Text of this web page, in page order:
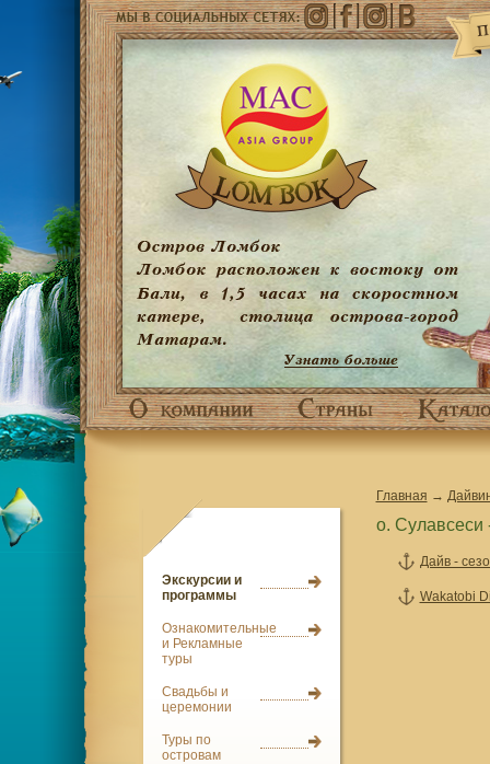
Экскурсии и
программы
Ознакомительные
и Рекламные
туры
Свадьбы и
церемонии
Туры по
островам
Главная →
о. Сулавсеси
Дайв -
Wakatobi